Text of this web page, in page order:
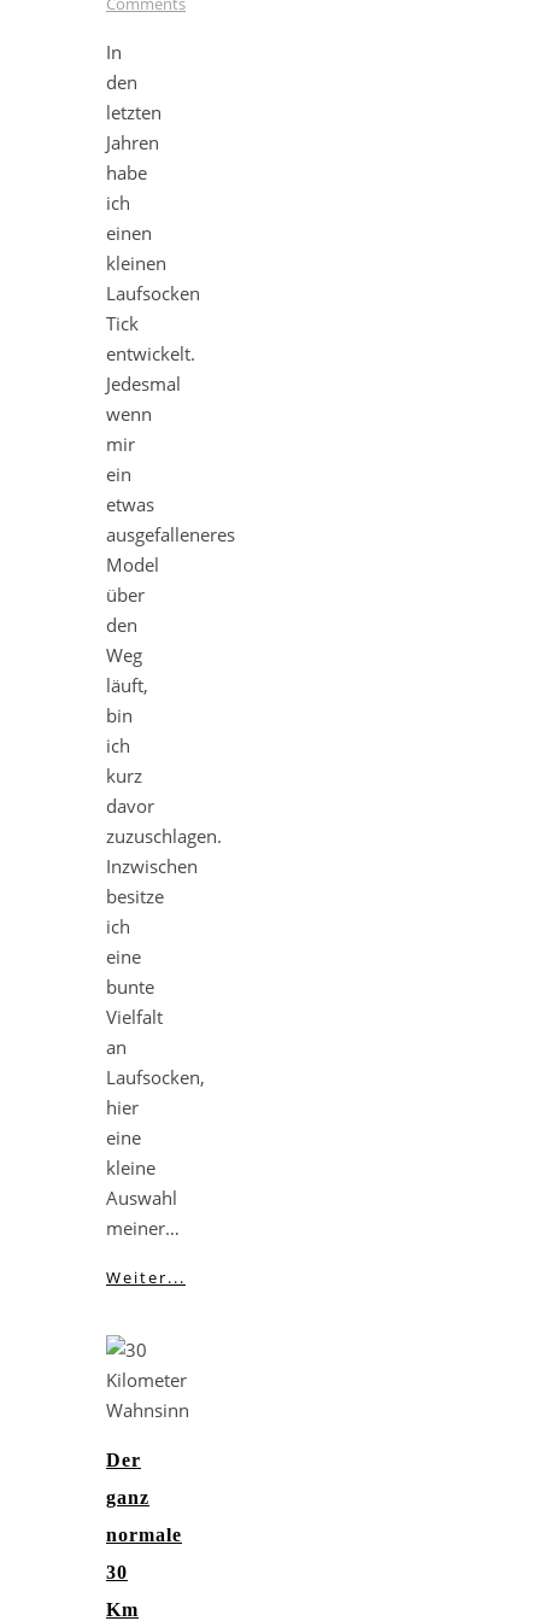
In
den
letzten
Jahren
habe
ich
einen
kleinen
Laufsocken
Tick
entwickelt.
Jedesmal
wenn
mir
ein
etwas
ausgefalleneres
Model
über
den
Weg
läuft,
bin
ich
kurz
davor
zuzuschlagen.
Inzwischen
besitze
ich
eine
bunte
Vielfalt
an
Laufsocken,
hier
eine
kleine
Auswahl
meiner…
Weiter...
Der
ganz
normale
30
Km